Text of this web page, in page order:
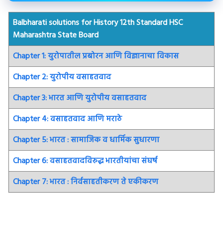
Balbharati solutions for History 12th Standard HSC
Maharashtra State Board
Chapter 1: युरोपातील प्रबोरन आणि विज्ञानाचा विकास
Chapter 2: युरोपीय वसाहतवाद
Chapter 3: भारत आणि युरोपीय वसाहतवाद
Chapter 4: वसाहतवाद आणि मराठे
Chapter 5: भारत : सामाजिक व धार्मिक सुधारणा
Chapter 6: वसाहतवादविरुद्ध भारतीयांचा संघर्ष
Chapter 7: भारत : निर्वसाहतीकरण ते एकीकरण